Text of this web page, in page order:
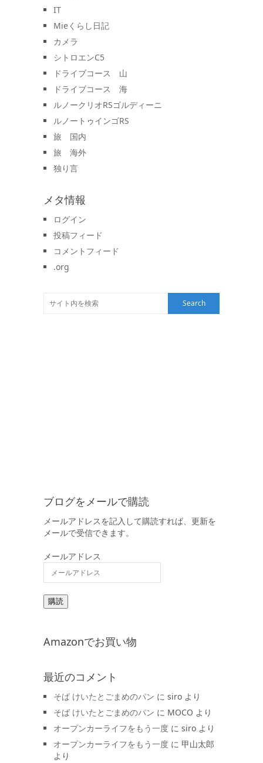
IT
Mieくらし日記
カメラ
シトロエンC5
ドライブコース 山
ドライブコース 海
ルノークリオRSゴルディーニ
ルノートゥインゴRS
旅 国内
旅 海外
独り言
メタ情報
ログイン
投稿フィード
コメントフィード
.org
ブログをメールで購読
メールアドレスを記入して購読すれば、更新を
メールで受信できます。
メールアドレス
購読
Amazonでお買い物
最近のコメント
そば けいたとごまめのパン に siro より
そば けいたとごまめのパン に MOCO より
オープンカーライフをもう一度 に siro より
オープンカーライフをもう一度 に 甲山太郎
より